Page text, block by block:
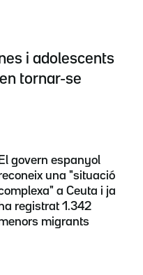
i adolescents
tornar-se
El govern espanyol
una "situació
a Ceuta i ja
ha registrat 1.342
migrants